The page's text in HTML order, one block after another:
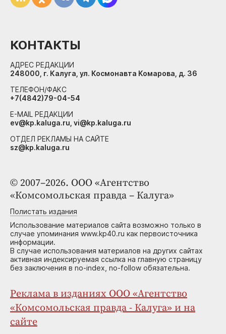
© 2007–2026. ООО «Агентство
«Комсомольская правда – Калуга»
Полистать издания
Использование материалов сайта возможно только в
случае упоминания www.kp40.ru как первоисточника
информации.
В случае использования материалов на других сайтах
активная индексируемая ссылка на главную страницу
без заключения в no-index, no-follow обязательна.
Реклама в изданиях ООО «Агентство
«Комсомольская правда - Калуга» и на
сайте
КОНТАКТЫ
АДРЕС РЕДАКЦИИ
248000, г. Калуга, ул. Космонавта Комарова, д. 36
ТЕЛЕФОН/ФАКС
+7(4842)79-04-54
E-MAIL РЕДАКЦИИ
ev@kp.kaluga.ru, vi@kp.kaluga.ru
ОТДЕЛ РЕКЛАМЫ НА САЙТЕ
sz@kp.kaluga.ru